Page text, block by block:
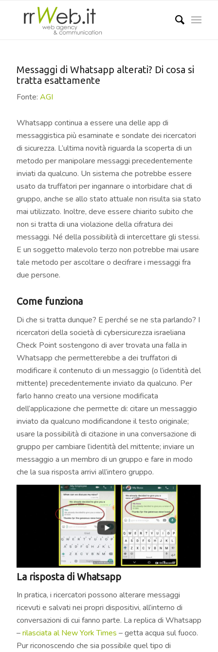
Messaggi di Whatsapp alterati? Di cosa si
tratta esattamente
Fonte: AGI
Whatsapp continua a essere una delle app di
messaggistica più esaminate e sondate dei ricercatori
di sicurezza. L’ultima novità riguarda la scoperta di un
metodo per manipolare messaggi precedentemente
inviati da qualcuno. Un sistema che potrebbe essere
usato da truffatori per ingannare o intorbidare chat di
gruppo, anche se allo stato attuale non risulta sia stato
mai utilizzato. Inoltre, deve essere chiarito subito che
non si tratta di una violazione della cifratura dei
messaggi. Né della possibilità di intercettare gli stessi.
E un soggetto malevolo terzo non potrebbe mai usare
tale metodo per ascoltare o decifrare i messaggi fra
due persone.
Come funziona
Di che si tratta dunque? E perché se ne sta parlando? I
ricercatori della società di cybersicurezza israeliana
Check Point sostengono di aver trovata una falla in
Whatsapp che permetterebbe a dei truffatori di
modificare il contenuto di un messaggio (o l’identità del
mittente) precedentemente inviato da qualcuno. Per
farlo hanno creato una versione modificata
dell’applicazione che permette di: citare un messaggio
inviato da qualcuno modificandone il testo originale;
usare la possibilità di citazione in una conversazione di
gruppo per cambiare l’identità del mittente; inviare un
messaggio a un membro di un gruppo e fare in modo
che la sua risposta arrivi all’intero gruppo.
La risposta di Whatsapp
In pratica, i ricercatori possono alterare messaggi
ricevuti e salvati nei propri dispositivi, all’interno di
conversazioni di cui fanno parte. La replica di Whatsapp
–rilasciata al New York Times – getta acqua sul fuoco.
Pur riconoscendo che sia possibile quel tipo di